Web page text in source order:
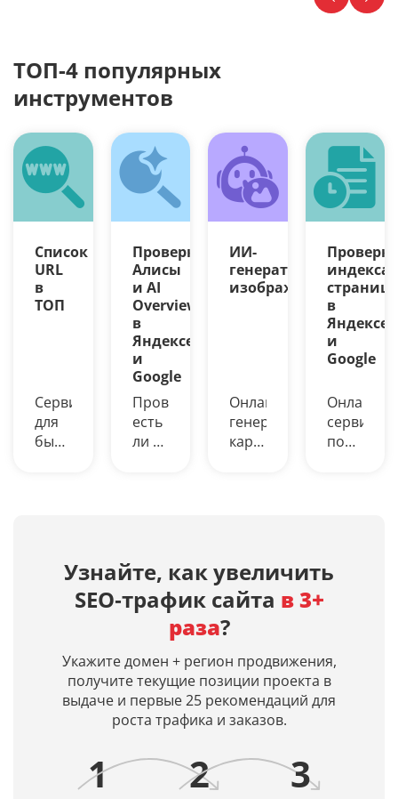
ТОП-4 популярных
инструментов
Список
URL
в
ТОП
Сервис
для
быстрой
заданным
поисковым
Яндекс
Google.
Получение
Проверка
Алисы
и AI
Overview
в
Яндексе
и
Google
Проверьте,
есть
ли в
ИИ‑ответы
по
вашим
запросам
и
входит
ли
ваш
в их
источники.
ИИ-
генератор
изображений
Онлайн-
генерация
картинок
Midjourney,
Dall-
E 3,
AI.
Просто
введите
описание
искусственный
интеллект
Проверка
страниц
в
Яндексе
и
Google
Онлайн-
сервис
поможет
дату
дату
кэша
страницы
Узнайте, как увеличить
SEO‑трафик сайта в 3+
раза?
Укажите домен + регион продвижения,
получите текущие позиции проекта в
выдаче и первые 25 рекомендаций для
роста трафика и заказов.
1 2 3